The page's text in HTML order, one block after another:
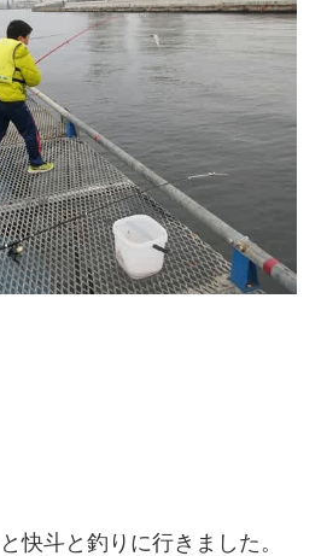
快斗と釣りに行きました。